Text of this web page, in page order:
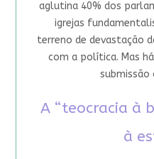
aglutina 40% dos
igrejas
terreno de devastação
com a política. Mas
submissão
A “teocracia à
à